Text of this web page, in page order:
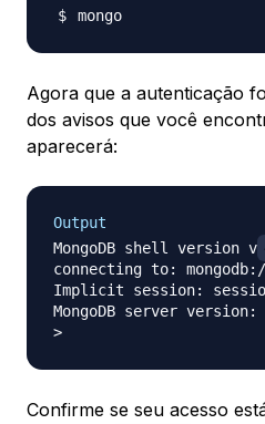
Agora que a autenticação
dos avisos que você
aparecerá:
Output
MongoDB shell version v
connecting to:
Implicit session:
MongoDB server version:
Confirme se seu acesso